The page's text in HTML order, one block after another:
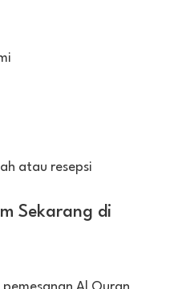
atau resepsi
Sekarang di